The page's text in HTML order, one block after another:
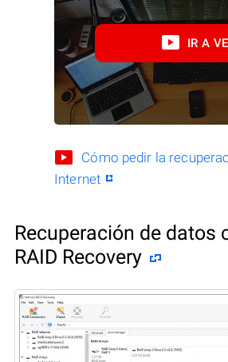
IR A
Cómo pedir la
Internet
Recuperación de datos
RAID Recovery